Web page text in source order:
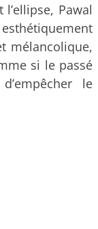
Pawal
mélancolique,
si le passé
le